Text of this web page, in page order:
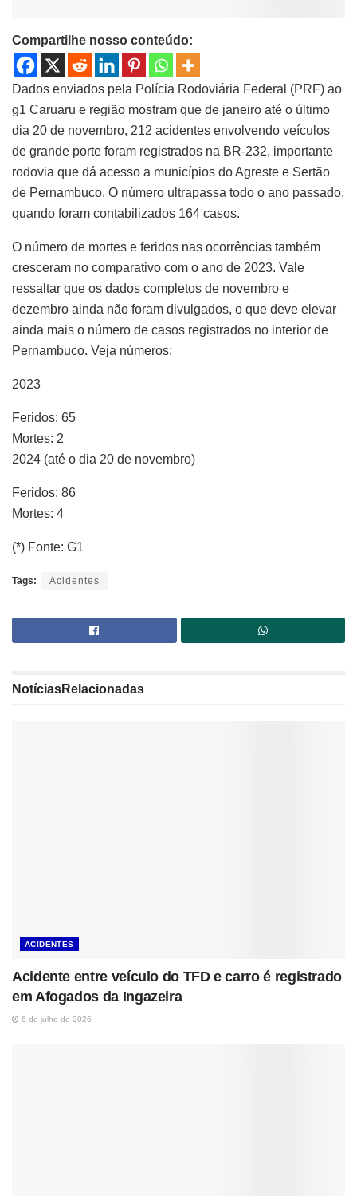
Compartilhe nosso conteúdo:
Dados enviados pela Polícia Rodoviária Federal (PRF) ao
g1 Caruaru e região mostram que de janeiro até o último
dia 20 de novembro, 212 acidentes envolvendo veículos
de grande porte foram registrados na BR-232, importante
rodovia que dá acesso a municípios do Agreste e Sertão
de Pernambuco. O número ultrapassa todo o ano passado,
quando foram contabilizados 164 casos.
O número de mortes e feridos nas ocorrências também
cresceram no comparativo com o ano de 2023. Vale
ressaltar que os dados completos de novembro e
dezembro ainda não foram divulgados, o que deve elevar
ainda mais o número de casos registrados no interior de
Pernambuco. Veja números:
2023
Feridos: 65
Mortes: 2
2024 (até o dia 20 de novembro)
Feridos: 86
Mortes: 4
(*) Fonte: G1
Tags: Acidentes
NotíciasRelacionadas
ACIDENTES
Acidente entre veículo do TFD e carro é registrado
em Afogados da Ingazeira
6 de julho de 2026